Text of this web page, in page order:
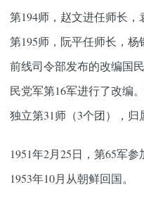
第194师，赵文进任师长
第195师，阮平任师长，
前线司令部发布的改编国
民党军第16军进行了改编
独立第31师（3个团），归
1951年2月25日，第65军
1953年10月从朝鲜回国。